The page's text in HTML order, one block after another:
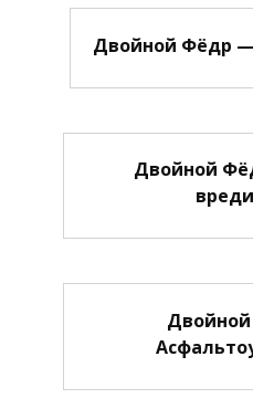
Двойной Фёдр —
Двойной